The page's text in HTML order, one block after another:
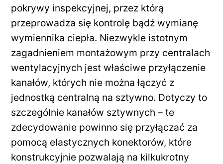
pokrywy inspekcyjnej, przez którą
przeprowadza się kontrolę bądź wymianę
wymiennika ciepła. Niezwykle istotnym
zagadnieniem montażowym przy centralach
wentylacyjnych jest właściwe przyłączenie
kanałów, których nie można łączyć z
jednostką centralną na sztywno. Dotyczy to
szczególnie kanałów sztywnych – te
zdecydowanie powinno się przyłączać za
pomocą elastycznych konektorów, które
konstrukcyjnie pozwalają na kilkukrotny